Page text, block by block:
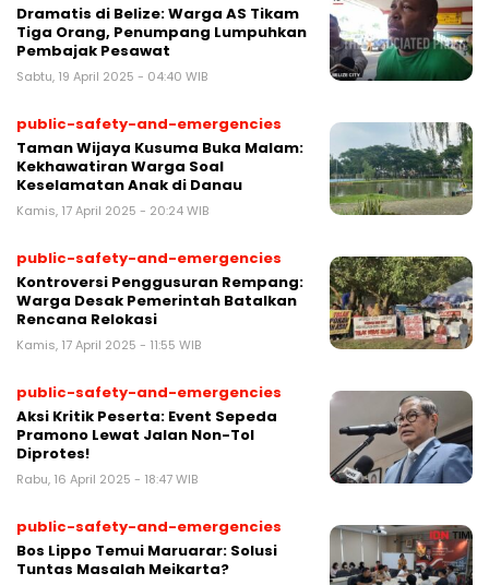
Dramatis di Belize: Warga AS Tikam
Tiga Orang, Penumpang Lumpuhkan
Pembajak Pesawat
Sabtu, 19 April 2025 - 04:40 WIB
public-safety-and-emergencies
Taman Wijaya Kusuma Buka Malam:
Kekhawatiran Warga Soal
Keselamatan Anak di Danau
Kamis, 17 April 2025 - 20:24 WIB
public-safety-and-emergencies
Kontroversi Penggusuran Rempang:
Warga Desak Pemerintah Batalkan
Rencana Relokasi
Kamis, 17 April 2025 - 11:55 WIB
public-safety-and-emergencies
Aksi Kritik Peserta: Event Sepeda
Pramono Lewat Jalan Non-Tol
Diprotes!
Rabu, 16 April 2025 - 18:47 WIB
public-safety-and-emergencies
Bos Lippo Temui Maruarar: Solusi
Tuntas Masalah Meikarta?